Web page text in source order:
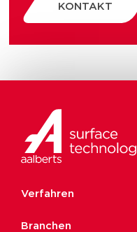
KONTAKT
Verfahren
Branchen